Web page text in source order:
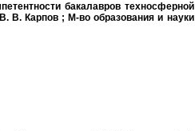
бакалавров техносферной
В. Карпов ; М-во образования и науки